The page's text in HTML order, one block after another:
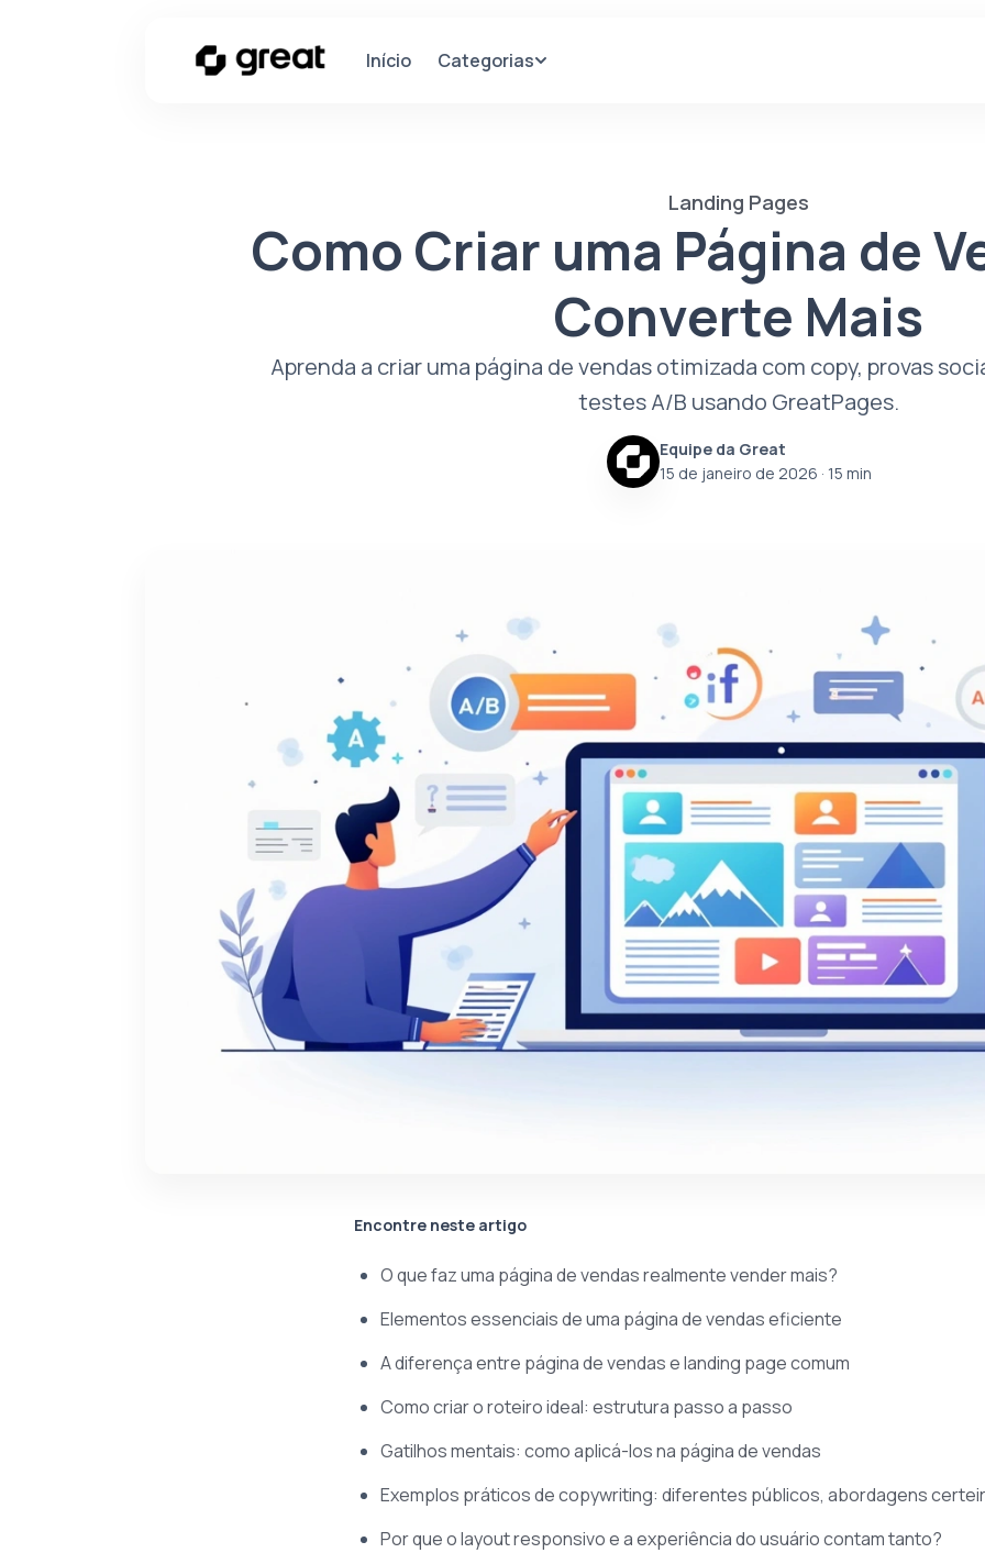
Início Categorias
Landing Pages
Como Criar uma Página de
Converte Mais
Aprenda a criar uma página de vendas otimizada com copy, provas
testes A/B usando GreatPages.
Equipe da Great
15 de janeiro de 2026 · 15 min
Encontre neste artigo
O que faz uma página de vendas realmente vender mais?
Elementos essenciais de uma página de vendas eficiente
A diferença entre página de vendas e landing page comum
Como criar o roteiro ideal: estrutura passo a passo
Gatilhos mentais: como aplicá-los na página de vendas
Exemplos práticos de copywriting: diferentes públicos, abordagens
Por que o layout responsivo e a experiência do usuário contam tanto?